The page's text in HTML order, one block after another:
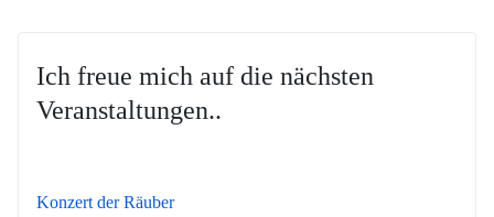
Ich freue mich auf die nächsten
Veranstaltungen..
Konzert der Räuber